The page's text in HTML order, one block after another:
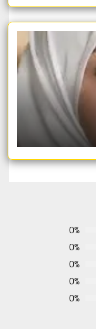
0%
0%
0%
0%
0%